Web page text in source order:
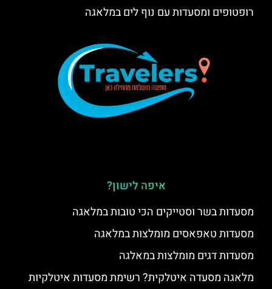
רופטופים ומסעדות עם נוף לים במלאגה
איפה לישון?
מסעדות בשר וסטייקים הכי טובות במלאגה
מסעדות טאפאסים מומלצות במלאגה
מסעדות דגים מומלצות במאלגה
מלאגה מסעדה איטלקית? רשימת מסעדות איטלקיות